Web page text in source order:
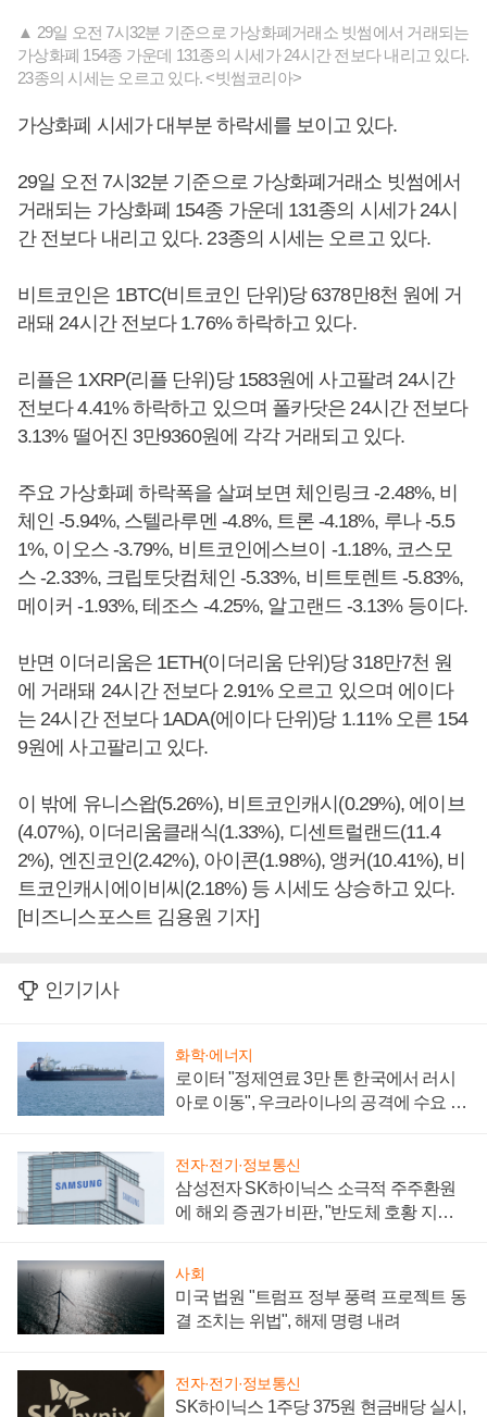
▲ 29일 오전 7시32분 기준으로 가상화폐거래소 빗썸에서 거래되는
가상화폐 154종 가운데 131종의 시세가 24시간 전보다 내리고 있다.
23종의 시세는 오르고 있다. <빗썸코리아>
가상화폐 시세가 대부분 하락세를 보이고 있다.
29일 오전 7시32분 기준으로 가상화폐거래소 빗썸에서
거래되는 가상화폐 154종 가운데 131종의 시세가 24시
간 전보다 내리고 있다. 23종의 시세는 오르고 있다.
비트코인은 1BTC(비트코인 단위)당 6378만8천 원에 거
래돼 24시간 전보다 1.76% 하락하고 있다.
리플은 1XRP(리플 단위)당 1583원에 사고팔려 24시간
전보다 4.41% 하락하고 있으며 폴카닷은 24시간 전보다
3.13% 떨어진 3만9360원에 각각 거래되고 있다.
주요 가상화폐 하락폭을 살펴보면 체인링크 -2.48%, 비
체인 -5.94%, 스텔라루멘 -4.8%, 트론 -4.18%, 루나 -5.5
1%, 이오스 -3.79%, 비트코인에스브이 -1.18%, 코스모
스 -2.33%, 크립토닷컴체인 -5.33%, 비트토렌트 -5.83%,
메이커 -1.93%, 테조스 -4.25%, 알고랜드 -3.13% 등이다.
반면 이더리움은 1ETH(이더리움 단위)당 318만7천 원
에 거래돼 24시간 전보다 2.91% 오르고 있으며 에이다
는 24시간 전보다 1ADA(에이다 단위)당 1.11% 오른 154
9원에 사고팔리고 있다.
이 밖에 유니스왑(5.26%), 비트코인캐시(0.29%), 에이브
(4.07%), 이더리움클래식(1.33%), 디센트럴랜드(11.4
2%), 엔진코인(2.42%), 아이콘(1.98%), 앵커(10.41%), 비
트코인캐시에이비씨(2.18%) 등 시세도 상승하고 있다.
[비즈니스포스트 김용원 기자]
인기기사
화학·에너지
로이터 "정제연료 3만 톤 한국에서 러시
아로 이동", 우크라이나의 공격에 수요 늘
전자·전기·정보통신
삼성전자 SK하이닉스 소극적 주주환원
에 해외 증권가 비판, "반도체 호황 지속
사회
미국 법원 "트럼프 정부 풍력 프로젝트 동
결 조치는 위법", 해제 명령 내려
전자·전기·정보통신
SK하이닉스 1주당 375원 현금배당 실시,